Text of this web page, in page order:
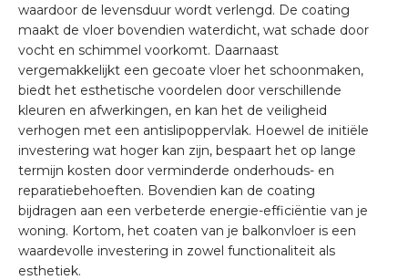
waardoor de levensduur wordt verlengd. De coating
maakt de vloer bovendien waterdicht, wat schade door
vocht en schimmel voorkomt. Daarnaast
vergemakkelijkt een gecoate vloer het schoonmaken,
biedt het esthetische voordelen door verschillende
kleuren en afwerkingen, en kan het de veiligheid
verhogen met een antislipoppervlak. Hoewel de initiële
investering wat hoger kan zijn, bespaart het op lange
termijn kosten door verminderde onderhouds- en
reparatiebehoeften. Bovendien kan de coating
bijdragen aan een verbeterde energie-efficiëntie van je
woning. Kortom, het coaten van je balkonvloer is een
waardevolle investering in zowel functionaliteit als
esthetiek.